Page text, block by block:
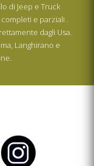
di Jeep e Truck
e parziali .
dagli Usa.
Langhirano e